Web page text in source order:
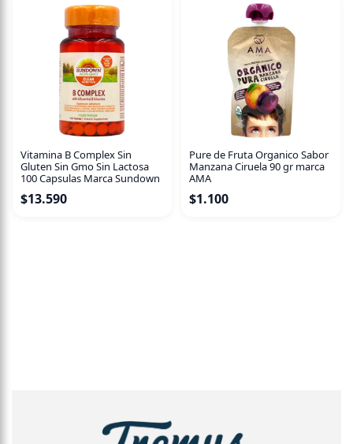
Vitamina B Complex Sin
Gluten Sin Gmo Sin Lactosa
100 Capsulas Marca Sundown
$13.590
Pure de Fruta Organico Sabor
Manzana Ciruela 90 gr marca
AMA
$1.100